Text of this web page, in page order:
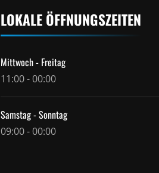
LOKALE ÖFFNUNGSZEITEN
Mittwoch - Freitag
11:00 - 00:00
Samstag - Sonntag
09:00 - 00:00